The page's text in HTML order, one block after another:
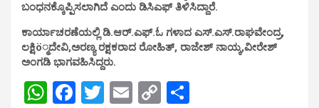
ಬಂಧನಕ್ಕೊಪ್ಪಿಸಲಾಗಿದೆ ಎಂದು ಡಿಸಿಎಫ್ ತಿಳಿಸಿದ್ದಾರೆ.
ಕಾರ್ಯಾಚರಣೆಯಲ್ಲಿ ಡಿ.ಆರ್.ಎಫ್.ಓ ಗಳಾದ ಎಸ್.ಎಸ್.ರಾಘವೇಂದ್ರ,
ಲಕ್ಷಿö್ಮದೇವಿ,ಅರಣ್ಯ ರಕ್ಷಕರಾದ ರೋಹಿತ್, ರಾಜೇಶ್ ನಾಯ್ಕ,ವೀರೇಶ್
ಅಂಗಡಿ ಭಾಗವಹಿಸಿದ್ದರು.
W
F
T
E
C